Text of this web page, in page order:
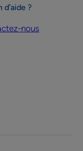
d’aide ?
nous